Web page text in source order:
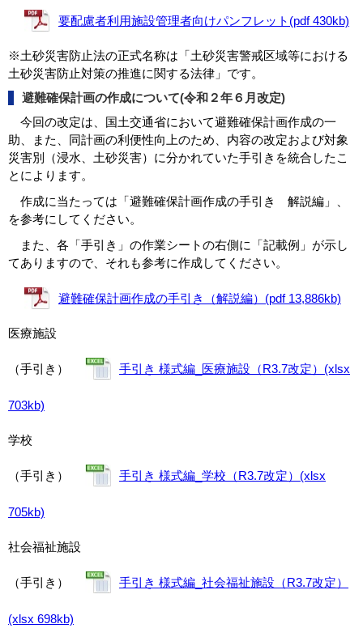
要配慮者利用施設管理者向けパンフレット(pdf 430kb)
※土砂災害防止法の正式名称は「土砂災害警戒区域等における
土砂災害防止対策の推進に関する法律」です。
避難確保計画の作成について(令和２年６月改定)
今回の改定は、国土交通省において避難確保計画作成の一
助、また、同計画の利便性向上のため、内容の改定および対象
災害別（浸水、土砂災害）に分かれていた手引きを統合したこ
とによります。
作成に当たっては「避難確保計画作成の手引き 解説編」、
を参考にしてください。
また、各「手引き」の作業シートの右側に「記載例」が示し
てありますので、それも参考に作成してください。
避難確保計画作成の手引き（解説編）(pdf 13,886kb)
医療施設
（手引き） 手引き 様式編_医療施設（R3.7改定）(xlsx
703kb)
学校
（手引き） 手引き 様式編_学校（R3.7改定）(xlsx
705kb)
社会福祉施設
（手引き） 手引き 様式編_社会福祉施設（R3.7改定）
(xlsx 698kb)